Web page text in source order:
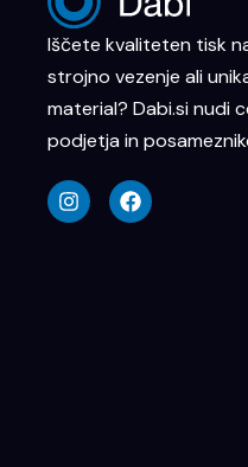
Iščete kvaliteten tisk
strojno vezenje ali
material? Dabi.si nudi
podjetja in
n
s
t
a
c
e